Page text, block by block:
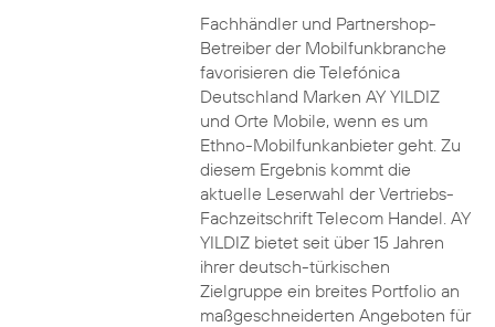
Fachhändler und Partnershop-
Betreiber der Mobilfunkbranche
favorisieren die Telefónica
Deutschland Marken AY YILDIZ
und Orte Mobile, wenn es um
Ethno-Mobilfunkanbieter geht. Zu
diesem Ergebnis kommt die
aktuelle Leserwahl der Vertriebs-
Fachzeitschrift Telecom Handel. AY
YILDIZ bietet seit über 15 Jahren
ihrer deutsch-türkischen
Zielgruppe ein breites Portfolio an
maßgeschneiderten Angeboten für